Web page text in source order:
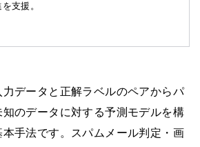
支援。
データと正解ラベルのペアからパ
のデータに対する予測モデルを構
手法です。スパムメール判定・画